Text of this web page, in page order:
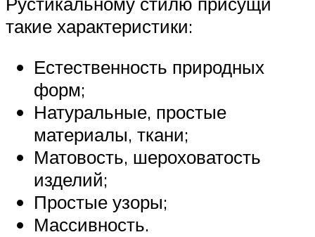
такие характеристики:
Естественность природных
форм;
Натуральные, простые
материалы, ткани;
Матовость, шероховатость
изделий;
Простые узоры;
Массивность.